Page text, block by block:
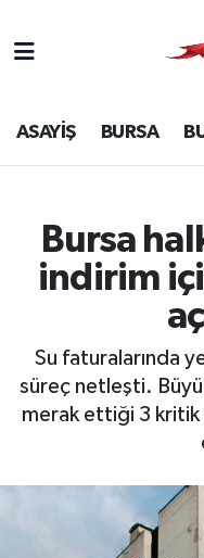
ASAYİŞ BURSA
Bursa
indirim
Su faturalarında
süreç netleşti.
merak ettiği 3 kritik
Bursa
Ekonomi
Genel
Gündem